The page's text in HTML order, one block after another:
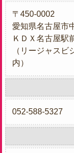
〒450-0002
愛知県名古屋市
ＫＤＸ名古屋駅
（リージャス
内）
052-588-5327